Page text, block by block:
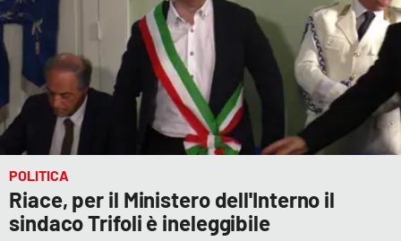
POLITICA
Riace, per il Ministero dell'Interno il
sindaco Trifoli è ineleggibile